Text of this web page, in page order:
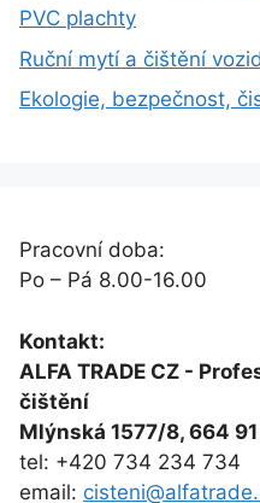
PVC plachty
Ruční mytí a čištění
Ekologie, bezpečnost,
Pracovní doba:
Po – Pá 8.00-16.00
Kontakt:
ALFA TRADE CZ -
čištění
Mlýnská 1577/8, 664
tel: +420 734 234 734
email: